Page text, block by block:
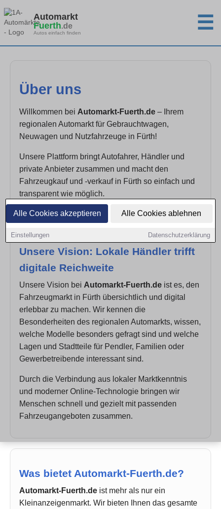
Alle Cookies akzeptieren Alle Cookies ablehnen
Einstellungen Datenschutzerklärung
Automarkt
Fuerth.de
Autos einfach finden ☰
Über uns
Willkommen bei Automarkt-Fuerth.de – Ihrem
regionalen Automarkt für Gebrauchtwagen,
Neuwagen und Nutzfahrzeuge in Fürth!
Unsere Plattform bringt Autofahrer, Händler und
private Anbieter zusammen und macht den
Fahrzeugkauf und -verkauf in Fürth so einfach und
transparent wie möglich.
Unsere Vision: Lokale Händler trifft
digitale Reichweite
Unsere Vision bei Automarkt-Fuerth.de ist es, den
Fahrzeugmarkt in Fürth übersichtlich und digital
erlebbar zu machen. Wir kennen die
Besonderheiten des regionalen Automarkts, wissen,
welche Modelle besonders gefragt sind und welche
Lagen und Stadtteile für Pendler, Familien oder
Gewerbetreibende interessant sind.
Durch die Verbindung aus lokaler Marktkenntnis
und moderner Online-Technologie bringen wir
Menschen schnell und gezielt mit passenden
Fahrzeugangeboten zusammen.
Was bietet Automarkt-Fuerth.de?
Automarkt-Fuerth.de ist mehr als nur ein
Kleinanzeigenmarkt. Wir bieten Ihnen das gesamte